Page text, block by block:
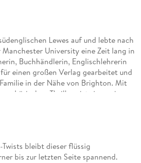
Lewes auf und lebte nach
University eine Zeit lang in
Buchhändlerin, Englischlehrerin
einen großen Verlag gearbeitet und
in der Nähe von Brighton. Mit
Thrillern ist sie zu einer
bleibt dieser flüssig
bis zur letzten Seite spannend.